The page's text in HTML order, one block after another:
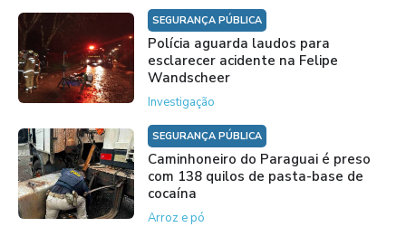
SEGURANÇA PÚBLICA
Polícia aguarda laudos para
esclarecer acidente na Felipe
Wandscheer
Investigação
SEGURANÇA PÚBLICA
Caminhoneiro do Paraguai é preso
com 138 quilos de pasta-base de
cocaína
Arroz e pó